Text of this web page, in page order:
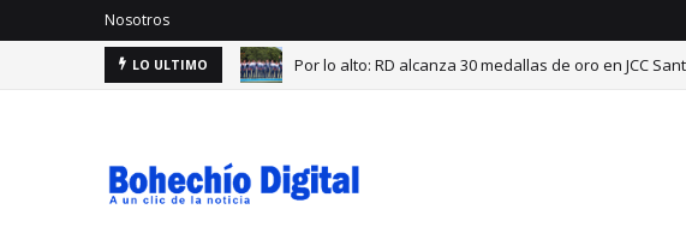
Nosotros
LO ULTIMO Velarán esta tarde restos exgobernadora y